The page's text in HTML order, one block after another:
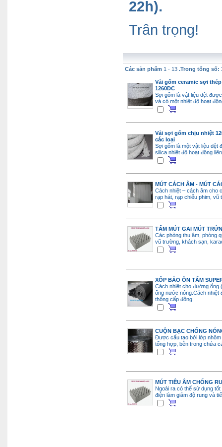
22h).
Trân trọng!
Các sản phẩm 1 - 13 .Trong tổng số:
Vải gốm ceramic sợi
1260DC
Sợi gốm là vật liệu dệt
và có một nhiệt độ hoạt
Vải sợi gốm chịu nhiệt
các loại
Sợi gốm là một vật liệu dệt
silica nhiệt độ hoạt động
MÚT CÁCH ÂM - MÚT
Cách nhiệt – cách âm cho
rạp hát, rạp chiếu phim,
TẤM MÚT GAI MÚT
Các phòng thu âm, phòng
vũ trường, khách sạn,
XỐP BẢO ÔN TẤM
Cách nhiệt cho đường ống
ống nước nóng.Cách nhiệt
thống cấp đông.
CUỘN BẠC CHỐNG
Được cấu tạo bởi lớp
tổng hợp, bên trong chứa
MÚT TIÊU ÂM CHỐNG
Ngoài ra có thể sử dụng
điện làm giảm độ rung và